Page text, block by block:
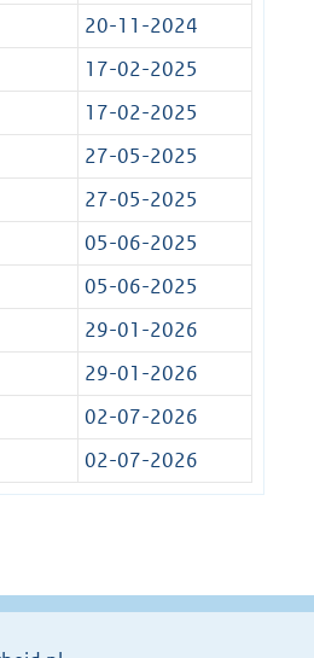
20-11-2024
17-02-2025
17-02-2025
27-05-2025
27-05-2025
05-06-2025
05-06-2025
29-01-2026
29-01-2026
02-07-2026
02-07-2026